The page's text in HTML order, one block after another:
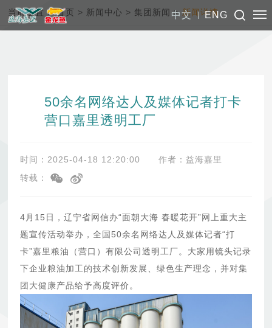
中文 ENG
当前位置：首页 > 新闻中心 > 集团新闻 > 新闻详情
50余名网络达人及媒体记者打卡
营口嘉里透明工厂
时间：2025-04-18 12:20:00
作者：益海嘉里
转载：
4月15日，辽宁省网信办“面朝大海 春暖花开”网上重大主
题宣传活动举办，全国50余名网络达人及媒体记者“打
卡”嘉里粮油（营口）有限公司透明工厂。大家用镜头记录
下企业粮油加工的技术创新发展、绿色生产理念，并对集
团大健康产品给予高度评价。